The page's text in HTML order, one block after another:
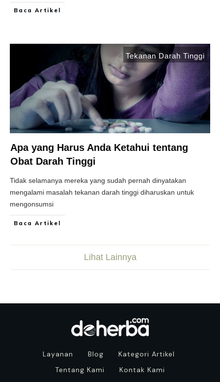
Baca Artikel
Tekanan Darah Tinggi
Apa yang Harus Anda Ketahui tentang
Obat Darah Tinggi
Tidak selamanya mereka yang sudah pernah dinyatakan
mengalami masalah tekanan darah tinggi diharuskan untuk
mengonsumsi
Baca Artikel
Lihat Lainnya
Layanan Blog
Kategori Artikel
Tentang Kami
Kontak Kami